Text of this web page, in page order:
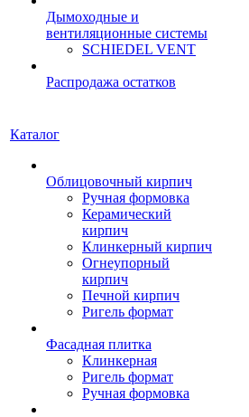
Дымоходные и
вентиляционные системы
SCHIEDEL VENT
Распродажа остатков
Каталог
Облицовочный кирпич
Ручная формовка
Керамический
кирпич
Клинкерный кирпич
Огнеупорный
кирпич
Печной кирпич
Ригель формат
Фасадная плитка
Клинкерная
Ригель формат
Ручная формовка